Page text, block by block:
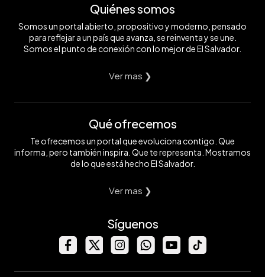
Quiénes somos
Somos un portal abierto, propositivo y moderno, pensado
para reflejar a un país que avanza, se reinventa y se une.
Somos el punto de conexión con lo mejor de El Salvador.
Ver mas ❯
Qué ofrecemos
Te ofrecemos un portal que evoluciona contigo. Que
informa, pero también inspira. Que te representa. Mostramos
de lo que está hecho El Salvador.
Ver mas ❯
Síguenos